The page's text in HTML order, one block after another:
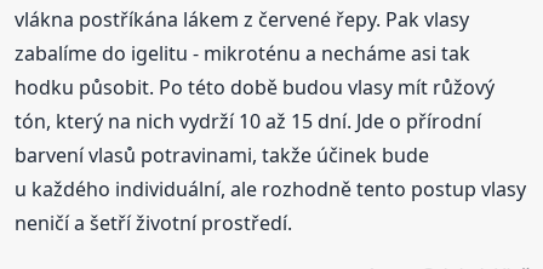
vlákna postříkána lákem z červené řepy. Pak vlasy
zabalíme do igelitu - mikroténu a necháme asi tak
hodku působit. Po této době budou vlasy mít růžový
tón, který na nich vydrží 10 až 15 dní. Jde o přírodní
barvení vlasů potravinami, takže účinek bude
u každého individuální, ale rozhodně tento postup vlasy
neničí a šetří životní prostředí.